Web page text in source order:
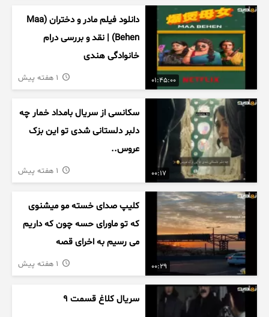
01:45:00
دانلود فیلم مادر و دختران (Maa
Behen) | نقد و بررسی درام
خانوادگی هندی
00:17
سکانسی از سریال بامداد خمار چه
دلبر دلستانی شدی تو این بزک
عروس..
00:29
کلیپ صدای خسته مو میشنوی
که تو ماورای حسه چون که داریم
می رسیم به اخرای قصه
سریال کلاغ قسمت 9